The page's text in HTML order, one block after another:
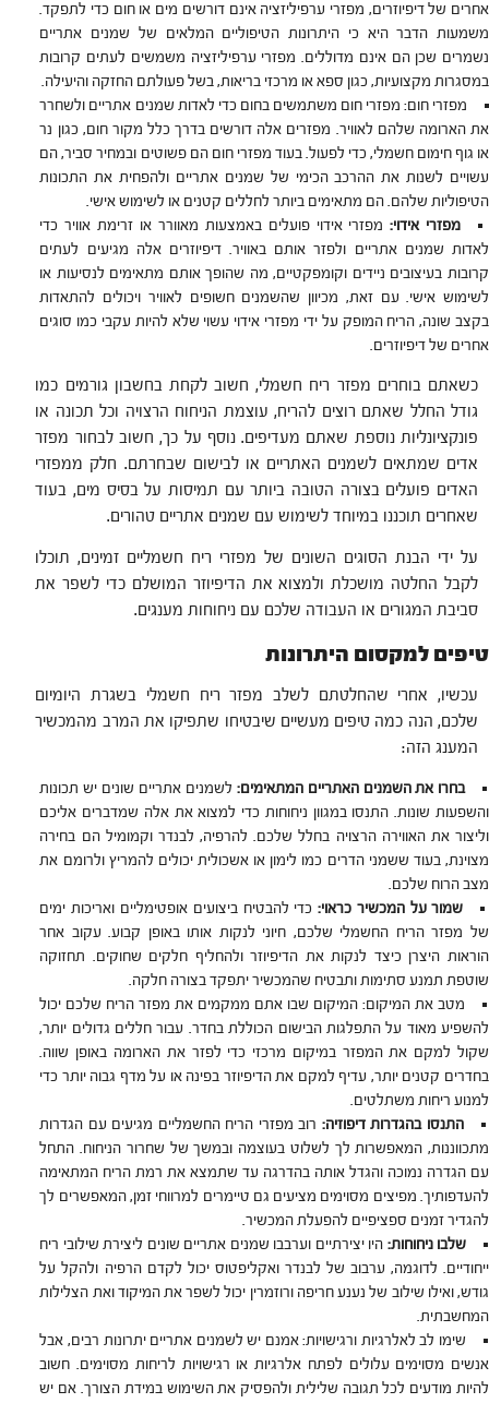
אחרים של דיפיוזרים, מפזרי ערפיליזציה אינם דורשים מים או חום כדי לתפקד.
משמעות הדבר היא כי היתרונות הטיפוליים המלאים של שמנים אתריים
נשמרים שכן הם אינם מדוללים. מפזרי ערפיליזציה משמשים לעתים קרובות
במסגרות מקצועיות, כגון ספא או מרכזי בריאות, בשל פעולתם החזקה והיעילה.
מפזרי חום: מפזרי חום משתמשים בחום כדי לאדות שמנים אתריים ולשחרר
את הארומה שלהם לאוויר. מפזרים אלה דורשים בדרך כלל מקור חום, כגון נר
או גוף חימום חשמלי, כדי לפעול. בעוד מפזרי חום הם פשוטים ובמחיר סביר, הם
עשויים לשנות את ההרכב הכימי של שמנים אתריים ולהפחית את התכונות
הטיפוליות שלהם. הם מתאימים ביותר לחללים קטנים או לשימוש אישי.
מפזרי אידוי:מפזרי אידוי פועלים באמצעות מאוורר או זרימת אוויר כדי
לאדות שמנים אתריים ולפזר אותם באוויר. דיפיוזרים אלה מגיעים לעתים
קרובות בעיצובים ניידים וקומפקטיים, מה שהופך אותם מתאימים לנסיעות או
לשימוש אישי. עם זאת, מכיוון שהשמנים חשופים לאוויר ויכולים להתאדות
בקצב שונה, הריח המופק על ידי מפזרי אידוי עשוי שלא להיות עקבי כמו סוגים
אחרים של דיפיוזרים.
כשאתם בוחרים מפזר ריח חשמלי, חשוב לקחת בחשבון גורמים כמו
גודל החלל שאתם רוצים להריח, עוצמת הניחוח הרצויה וכל תכונה או
פונקציונליות נוספת שאתם מעדיפים. נוסף על כך, חשוב לבחור מפזר
אדים שמתאים לשמנים האתריים או לבישום שבחרתם. חלק ממפזרי
האדים פועלים בצורה הטובה ביותר עם תמיסות על בסיס מים, בעוד
שאחרים תוכננו במיוחד לשימוש עם שמנים אתריים טהורים.
על ידי הבנת הסוגים השונים של מפזרי ריח חשמליים זמינים, תוכלו
לקבל החלטה מושכלת ולמצוא את הדיפיוזר המושלם כדי לשפר את
סביבת המגורים או העבודה שלכם עם ניחוחות מענגים.
טיפים למקסום היתרונות
עכשיו, אחרי שהחלטתם לשלב מפזר ריח חשמלי בשגרת היומיום
שלכם, הנה כמה טיפים מעשיים שיבטיחו שתפיקו את המרב מהמכשיר
המענג הזה:
בחרו את השמנים האתריים המתאימים: לשמנים אתריים שונים יש תכונות
והשפעות שונות. התנסו במגוון ניחוחות כדי למצוא את אלה שמדברים אליכם
וליצור את האווירה הרצויה בחלל שלכם. להרפיה, לבנדר וקמומיל הם בחירה
מצוינת, בעוד ששמני הדרים כמו לימון או אשכולית יכולים להמריץ ולרומם את
מצב הרוח שלכם.
שמור על המכשיר כראוי:כדי להבטיח ביצועים אופטימליים ואריכות ימים
של מפזר הריח החשמלי שלכם, חיוני לנקות אותו באופן קבוע. עקוב אחר
הוראות היצרן כיצד לנקות את הדיפיוזר ולהחליף חלקים שחוקים. תחזוקה
שוטפת תמנע סתימות ותבטיח שהמכשיר יתפקד בצורה חלקה.
מטב את המיקום: המיקום שבו אתם ממקמים את מפזר הריח שלכם יכול
להשפיע מאוד על התפלגות הבישום הכוללת בחדר. עבור חללים גדולים יותר,
שקול למקם את המפזר במיקום מרכזי כדי לפזר את הארומה באופן שווה.
בחדרים קטנים יותר, עדיף למקם את הדיפיוזר בפינה או על מדף גבוה יותר כדי
למנוע ריחות משתלטים.
התנסו בהגדרות דיפוזיה: רוב מפזרי הריח החשמליים מגיעים עם הגדרות
מתכווננות, המאפשרות לך לשלוט בעוצמה ובמשך של שחרור הניחוח. התחל
עם הגדרה נמוכה והגדל אותה בהדרגה עד שתמצא את רמת הריח המתאימה
להעדפותיך. מפיצים מסוימים מציעים גם טיימרים למרווחי זמן, המאפשרים לך
להגדיר זמנים ספציפיים להפעלת המכשיר.
שלבו ניחוחות: היו יצירתיים וערבבו שמנים אתריים שונים ליצירת שילובי ריח
ייחודיים. לדוגמה, ערבוב של לבנדר ואקליפטוס יכול לקדם הרפיה ולהקל על
גודש, ואילו שילוב של נענע חריפה ורוזמרין יכול לשפר את המיקוד ואת הצלילות
המחשבתית.
שימו לב לאלרגיות ורגישויות: אמנם יש לשמנים אתריים יתרונות רבים, אבל
אנשים מסוימים עלולים לפתח אלרגיות או רגישויות לריחות מסוימים. חשוב
להיות מודעים לכל תגובה שלילית ולהפסיק את השימוש במידת הצורך. אם יש